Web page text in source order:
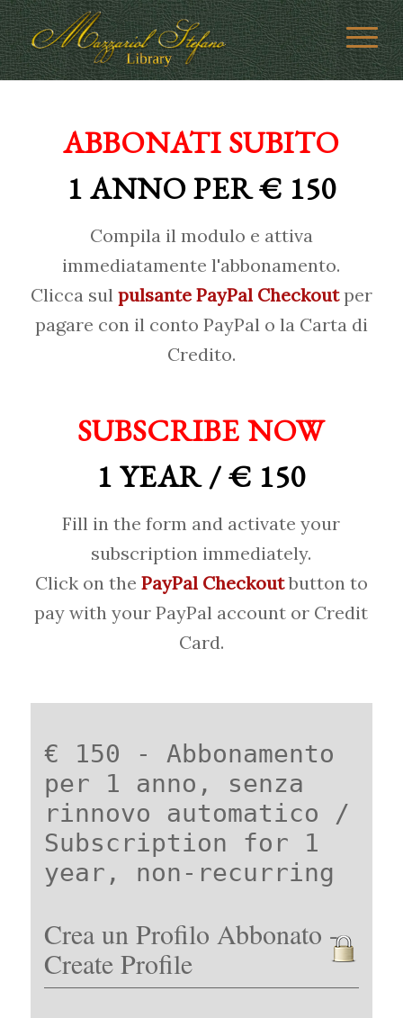
ABBONATI SUBITO
1 ANNO PER € 150
Compila il modulo e attiva
immediatamente l'abbonamento.
Clicca sul pulsante PayPal Checkoutper
pagare con il conto PayPal o la Carta di
Credito.
SUBSCRIBE NOW
1 YEAR / € 150
Fill in the form and activate your
subscription immediately.
Click on the PayPal Checkoutbutton to
pay with your PayPal account or Credit
Card.
€ 150 - Abbonamento
per 1 anno, senza
rinnovo automatico /
Subscription for 1
year, non-recurring
Crea un Profilo Abbonato -
Create Profile